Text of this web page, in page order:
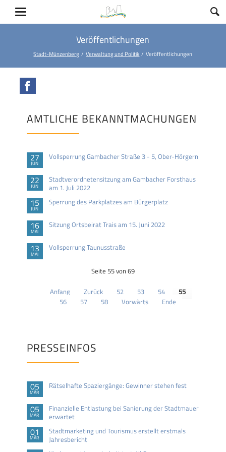
Veröffentlichungen
Stadt-Münzenberg Verwaltung und Politik Veröffentlichungen
AMTLICHE BEKANNTMACHUNGEN
27
JUN
Vollsperrung Gambacher Straße 3 - 5, Ober-Hörgern
22
JUN
Stadtverordnetensitzung am Gambacher Forsthaus
am 1. Juli 2022
15
JUN
Sperrung des Parkplatzes am Bürgerplatz
16
MAI
Sitzung Ortsbeirat Trais am 15. Juni 2022
13
MAI
Vollsperrung Taunusstraße
Seite 55 von 69
Anfang Zurück 52 53 54
55
56
57 58 Vorwärts Ende
PRESSEINFOS
05
MÄR
Rätselhafte Spaziergänge: Gewinner stehen fest
05
MÄR
Finanzielle Entlastung bei Sanierung der Stadtmauer
erwartet
01
MÄR
Stadtmarketing und Tourismus erstellt erstmals
Jahresbericht